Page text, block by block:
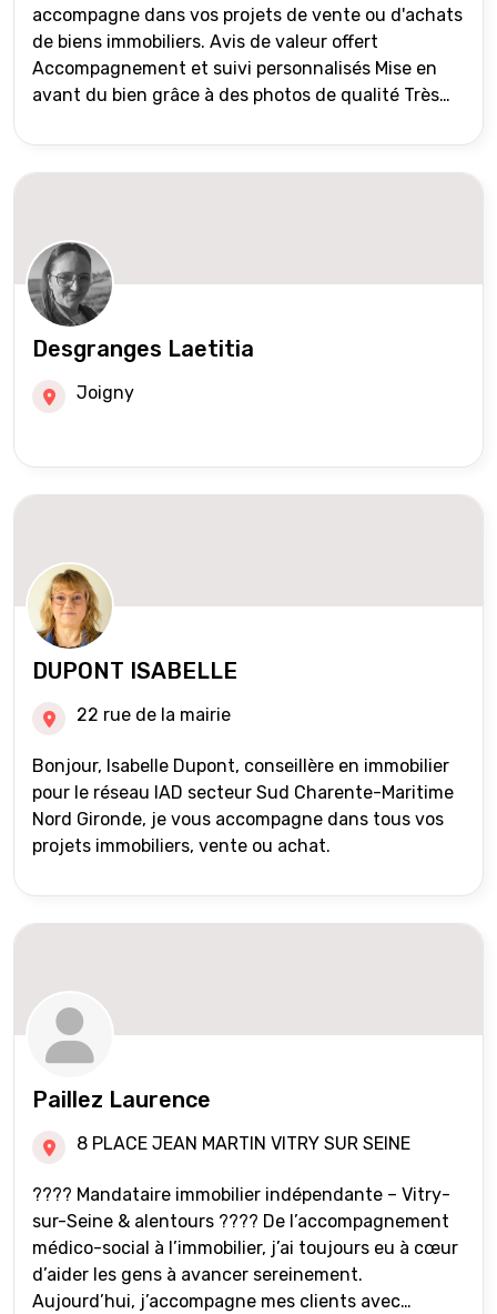
accompagne dans vos projets de vente ou d'achats
de biens immobiliers. Avis de valeur offert
Accompagnement et suivi personnalisés Mise en
avant du bien grâce à des photos de qualité Très
international) Validation du financement des
acquéreurs auprès de partenaires financiers
réseau Iad France et Iad Deutschland Inter agence
Desgranges Laetitia
Joigny
DUPONT ISABELLE
22 rue de la mairie
Bonjour, Isabelle Dupont, conseillère en immobilier
pour le réseau IAD secteur Sud Charente-Maritime
Nord Gironde, je vous accompagne dans tous vos
projets immobiliers, vente ou achat.
Paillez Laurence
8 PLACE JEAN MARTIN VITRY SUR SEINE
???? Mandataire immobilier indépendante – Vitry-
sur-Seine & alentours ???? De l’accompagnement
médico-social à l’immobilier, j’ai toujours eu à cœur
d’aider les gens à avancer sereinement.
Aujourd’hui, j’accompagne mes clients avec